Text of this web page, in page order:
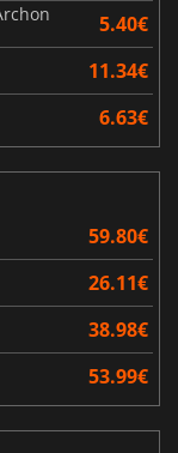
5.40€
11.34€
6.63€
59.80€
26.11€
38.98€
53.99€